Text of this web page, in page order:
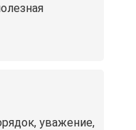
уважение,